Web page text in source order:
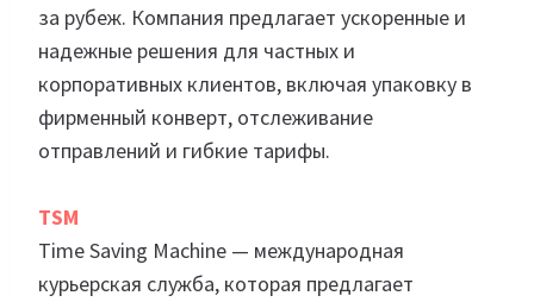
за рубеж. Компания предлагает ускоренные и
надежные решения для частных и
корпоративных клиентов, включая упаковку в
фирменный конверт, отслеживание
отправлений и гибкие тарифы.
TSM
Time Saving Machine — международная
курьерская служба, которая предлагает